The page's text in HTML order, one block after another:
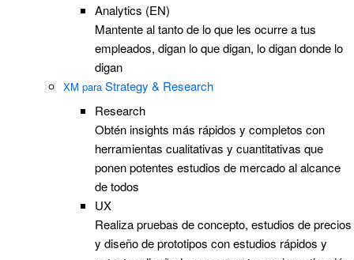
Analytics (EN)
Mantente al tanto de lo que les ocurre a tus
empleados, digan lo que digan, lo digan donde lo
digan
XM para Strategy & Research
Research
Obtén insights más rápidos y completos con
herramientas cualitativas y cuantitativas que
ponen potentes estudios de mercado al alcance
de todos
UX
Realiza pruebas de concepto, estudios de precios
y diseño de prototipos con estudios rápidos y